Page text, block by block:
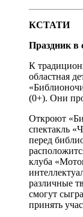
КСТАТИ
Праздник в
К
областная
(0+). Они
Откроют
спектакль
перед
клуба
различные
смогут
принять